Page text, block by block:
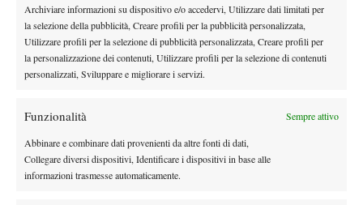
Archiviare informazioni su dispositivo e/o accedervi, Utilizzare dati limitati per
la selezione della pubblicità, Creare profili per la pubblicità personalizzata,
Utilizzare profili per la selezione di pubblicità personalizzata, Creare profili per
la personalizzazione dei contenuti, Utilizzare profili per la selezione di contenuti
personalizzati, Sviluppare e migliorare i servizi.
Funzionalità Sempre attivo
Abbinare e combinare dati provenienti da altre fonti di dati,
Collegare diversi dispositivi, Identificare i dispositivi in base alle
informazioni trasmesse automaticamente.
Sui prati inglesi prosegue anche l’ascesa dellaKessler, che è
sua quarta finale negli ultimi dieci mesi sul circuito, la prima su
una superficie diversa dal cemento all’aperto. La classe 1999
statunitense ha battuto 6-4 6-2 Rebecca Sramkova in un match